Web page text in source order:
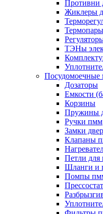
Противни
Жиклеры
ТЭНы
Дозаторы
Емкости
Корзины
Пружины
Ручки пмм
Замки
Клапаны
Петли
Шланги и
Помпы